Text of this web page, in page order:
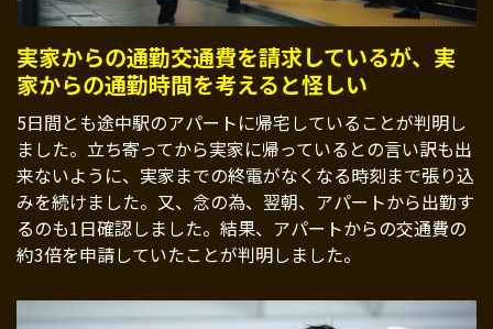
実家からの通勤交通費を請求しているが、実
家からの通勤時間を考えると怪しい
5日間とも途中駅のアパートに帰宅していることが判明し
ました。立ち寄ってから実家に帰っているとの言い訳も出
来ないように、実家までの終電がなくなる時刻まで張り込
みを続けました。又、念の為、翌朝、アパートから出勤す
るのも1日確認しました。結果、アパートからの交通費の
約3倍を申請していたことが判明しました。